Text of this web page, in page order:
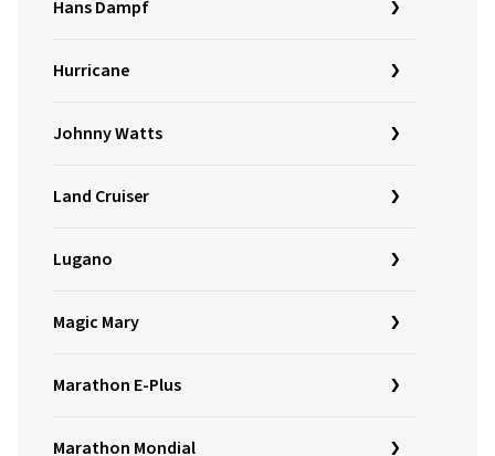
Hans Dampf
Hurricane
Johnny Watts
Land Cruiser
Lugano
Magic Mary
Marathon E-Plus
Marathon Mondial